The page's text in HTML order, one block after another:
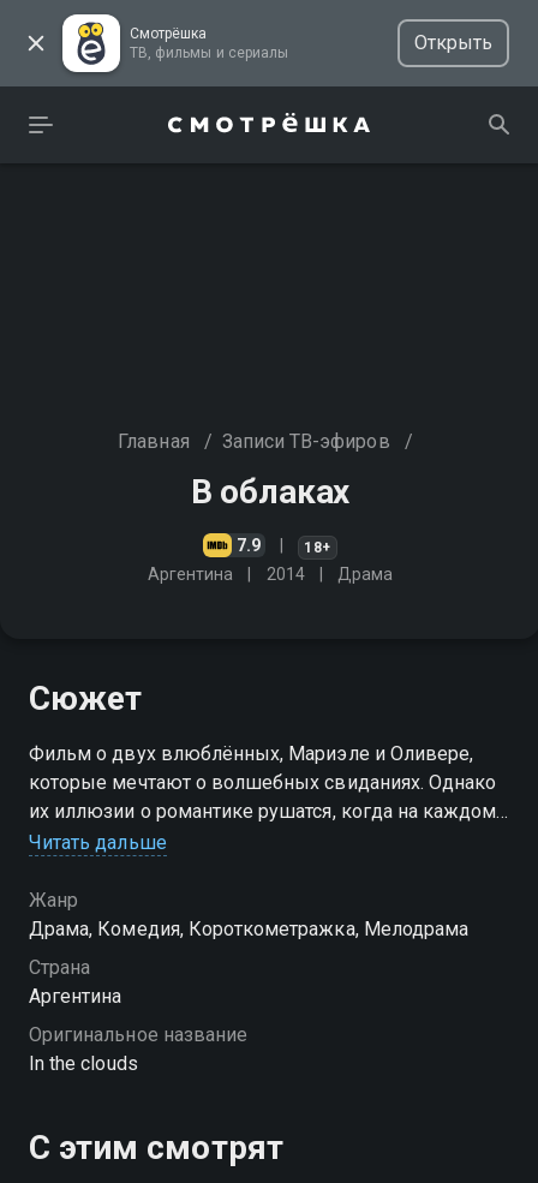
Смотрёшка
ТВ, фильмы и сериалы
Открыть
Главная / Записи ТВ-эфиров /
В облаках
7.9 18+
Аргентина 2014 Драма
Сюжет
Фильм о двух влюблённых, Мариэле и Оливере,
которые мечтают о волшебных свиданиях. Однако
их иллюзии о романтике рушатся, когда на каждом
шагу возникают неожиданные препятствия. Как им
счастье?
Читать дальше
Жанр
Драма, Комедия, Короткометражка, Мелодрама
Страна
Аргентина
Оригинальное название
In the clouds
С этим смотрят